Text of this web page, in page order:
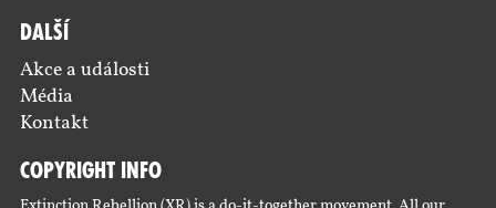
Další
Akce a události
Média
Kontakt
Copyright Info